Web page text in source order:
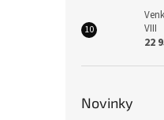
VIII
22
Novinky